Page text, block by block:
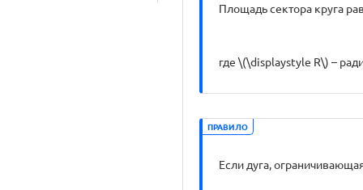
Площадь сектора круга
где \(\displaystyle R\) –
ПРАВИЛО
Если дуга,